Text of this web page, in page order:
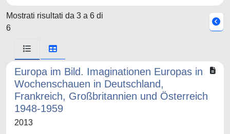
Mostrati risultati da 3 a 6 di
6
Europa im Bild. Imaginationen Europas in
Wochenschauen in Deutschland,
Frankreich, Großbritannien und Österreich
1948-1959
2013